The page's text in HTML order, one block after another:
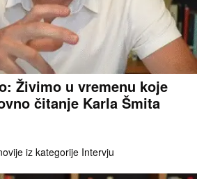
Živimo u vremenu koje
čitanje Karla Šmita
iz kategorije Intervju